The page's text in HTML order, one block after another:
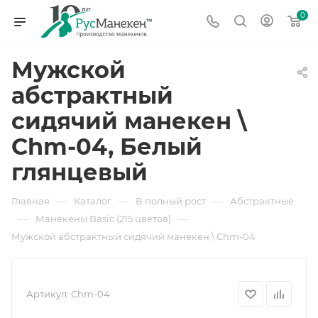
0
Мужской
абстрактный
сидячий манекен \
Chm-04, Белый
глянцевый
Главная — Каталог — В полный рост — Абстрактные
— Манекены Basic (215 цветов) —
Мужской абстрактный сидячий манекен \ Chm-04
Артикул: Chm-04